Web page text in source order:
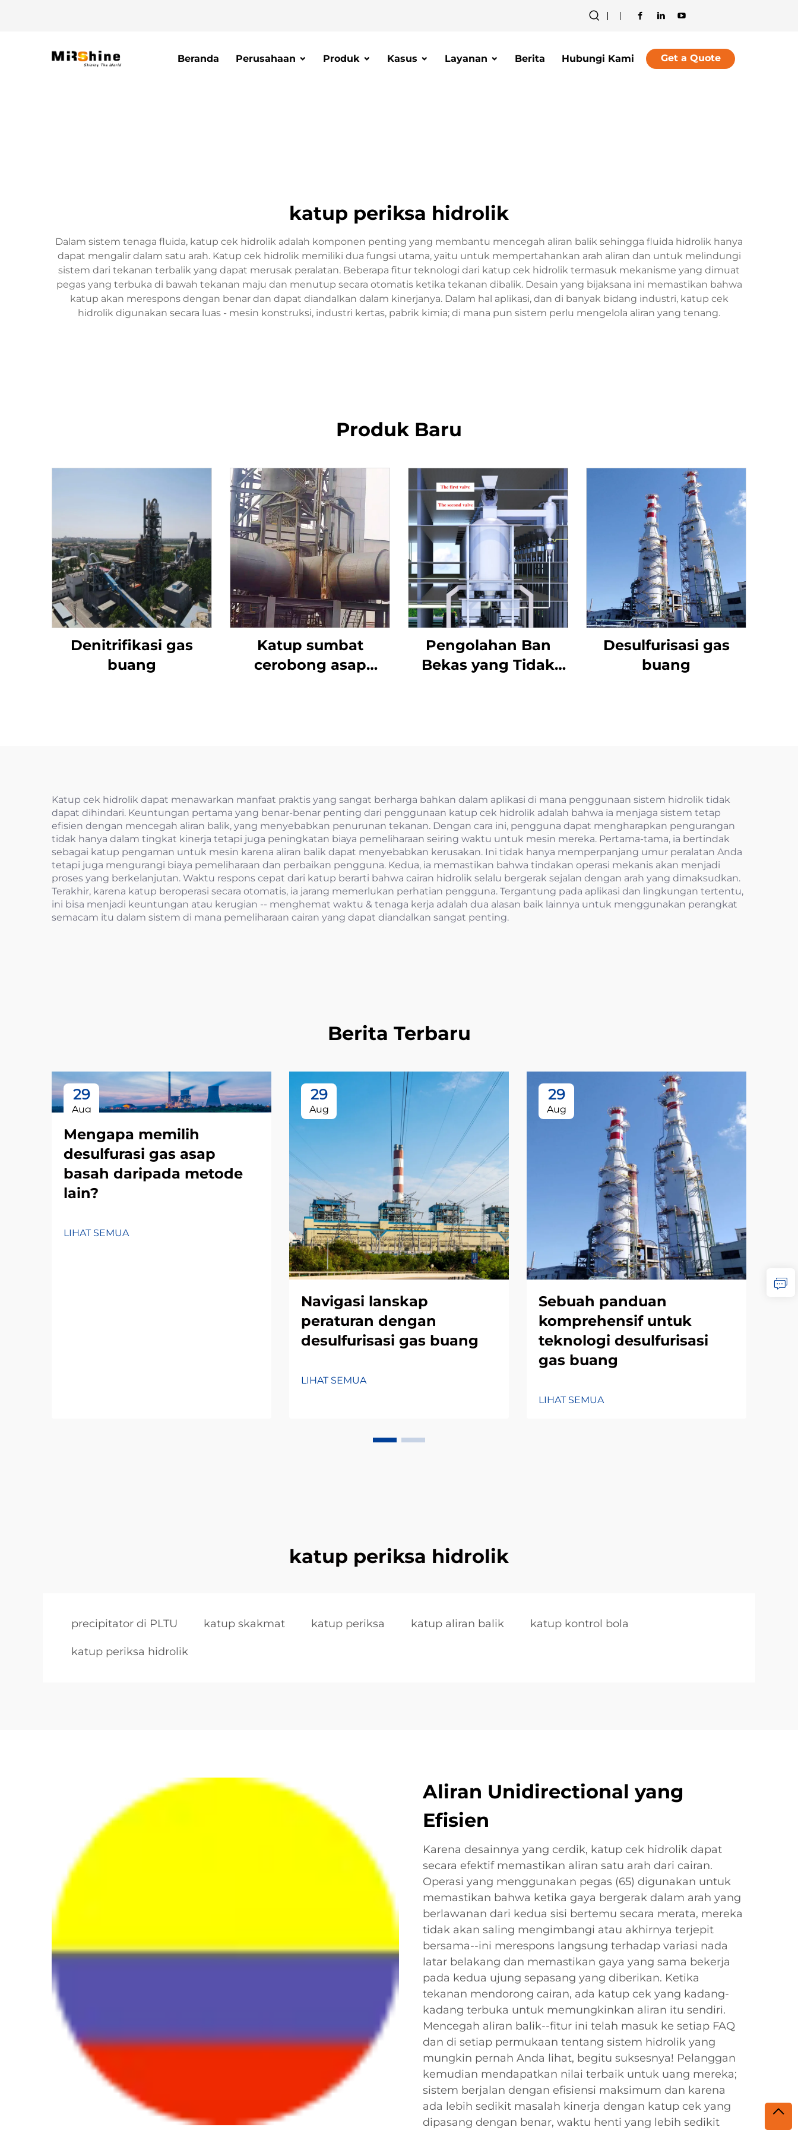
Beranda Perusahaan Produk Kasus Layanan Berita Hubungi Kami Get a Quote
katup periksa hidrolik
Dalam sistem tenaga fluida, katup cek hidrolik adalah komponen penting yang membantu mencegah aliran balik sehingga fluida hidrolik hanya
dapat mengalir dalam satu arah. Katup cek hidrolik memiliki dua fungsi utama, yaitu untuk mempertahankan arah aliran dan untuk melindungi
sistem dari tekanan terbalik yang dapat merusak peralatan. Beberapa fitur teknologi dari katup cek hidrolik termasuk mekanisme yang dimuat
pegas yang terbuka di bawah tekanan maju dan menutup secara otomatis ketika tekanan dibalik. Desain yang bijaksana ini memastikan bahwa
katup akan merespons dengan benar dan dapat diandalkan dalam kinerjanya. Dalam hal aplikasi, dan di banyak bidang industri, katup cek
hidrolik digunakan secara luas - mesin konstruksi, industri kertas, pabrik kimia; di mana pun sistem perlu mengelola aliran yang tenang.
Produk Baru
Denitrifikasi gas
buang
Katup sumbat
cerobong asap
Pengolahan Ban
Bekas yang Tidak
Desulfurisasi gas
buang
Katup cek hidrolik dapat menawarkan manfaat praktis yang sangat berharga bahkan dalam aplikasi di mana penggunaan sistem hidrolik tidak
dapat dihindari. Keuntungan pertama yang benar-benar penting dari penggunaan katup cek hidrolik adalah bahwa ia menjaga sistem tetap
efisien dengan mencegah aliran balik, yang menyebabkan penurunan tekanan. Dengan cara ini, pengguna dapat mengharapkan pengurangan
tidak hanya dalam tingkat kinerja tetapi juga peningkatan biaya pemeliharaan seiring waktu untuk mesin mereka. Pertama-tama, ia bertindak
sebagai katup pengaman untuk mesin karena aliran balik dapat menyebabkan kerusakan. Ini tidak hanya memperpanjang umur peralatan Anda
tetapi juga mengurangi biaya pemeliharaan dan perbaikan pengguna. Kedua, ia memastikan bahwa tindakan operasi mekanis akan menjadi
proses yang berkelanjutan. Waktu respons cepat dari katup berarti bahwa cairan hidrolik selalu bergerak sejalan dengan arah yang dimaksudkan.
Terakhir, karena katup beroperasi secara otomatis, ia jarang memerlukan perhatian pengguna. Tergantung pada aplikasi dan lingkungan tertentu,
ini bisa menjadi keuntungan atau kerugian -- menghemat waktu & tenaga kerja adalah dua alasan baik lainnya untuk menggunakan perangkat
semacam itu dalam sistem di mana pemeliharaan cairan yang dapat diandalkan sangat penting.
Berita Terbaru
29
Aug
Mengapa memilih
desulfurasi gas asap
basah daripada metode
lain?
LIHAT SEMUA
29
Aug
Navigasi lanskap
peraturan dengan
desulfurisasi gas buang
LIHAT SEMUA
29
Aug
Sebuah panduan
komprehensif untuk
teknologi desulfurisasi
gas buang
LIHAT SEMUA
katup periksa hidrolik
precipitator di PLTU katup skakmat katup periksa katup aliran balik katup kontrol bola
katup periksa hidrolik
Aliran Unidirectional yang
Efisien
Karena desainnya yang cerdik, katup cek hidrolik dapat
secara efektif memastikan aliran satu arah dari cairan.
Operasi yang menggunakan pegas (65) digunakan untuk
memastikan bahwa ketika gaya bergerak dalam arah yang
berlawanan dari kedua sisi bertemu secara merata, mereka
tidak akan saling mengimbangi atau akhirnya terjepit
bersama--ini merespons langsung terhadap variasi nada
latar belakang dan memastikan gaya yang sama bekerja
pada kedua ujung sepasang yang diberikan. Ketika
tekanan mendorong cairan, ada katup cek yang kadang-
kadang terbuka untuk memungkinkan aliran itu sendiri.
Mencegah aliran balik--fitur ini telah masuk ke setiap FAQ
dan di setiap permukaan tentang sistem hidrolik yang
mungkin pernah Anda lihat, begitu suksesnya! Pelanggan
kemudian mendapatkan nilai terbaik untuk uang mereka;
sistem berjalan dengan efisiensi maksimum dan karena
ada lebih sedikit masalah kinerja dengan katup cek yang
dipasang dengan benar, waktu henti yang lebih sedikit